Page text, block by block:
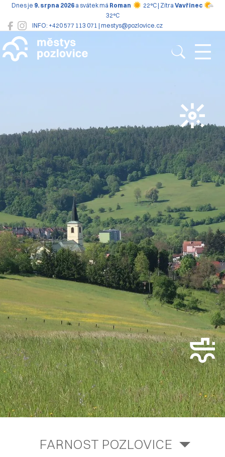
INFO: +420 577 113 071 | mestys@pozlovice.cz
Dnes je 9. srpna 2026 a svátek má Roman 22°C | Zítra Vavřinec
32°C
Pozlovice
FARNOST POZLOVICE